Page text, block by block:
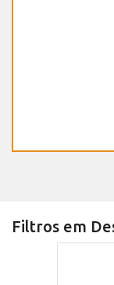
Filtros em